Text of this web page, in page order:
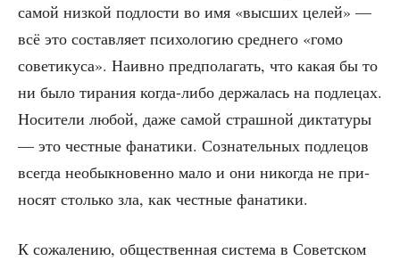
самой низ­кой под­ло­сти во имя «выс­ших целей» —
всё это состав­ля­ет пси­хо­ло­гию сред­не­го «гомо
сове­ти­ку­са». Наив­но пред­по­ла­гать, что какая бы то
ни было тира­ния когда-либо дер­жа­лась на под­ле­цах.
Носи­те­ли любой, даже самой страш­ной дик­та­ту­ры
— это чест­ные фана­ти­ки. Созна­тель­ных под­ле­цов
все­гда необык­но­вен­но мало и они нико­гда не при­
но­сят столь­ко зла, как чест­ные фанатики.
К сожа­ле­нию, обще­ствен­ная систе­ма в Совет­ском